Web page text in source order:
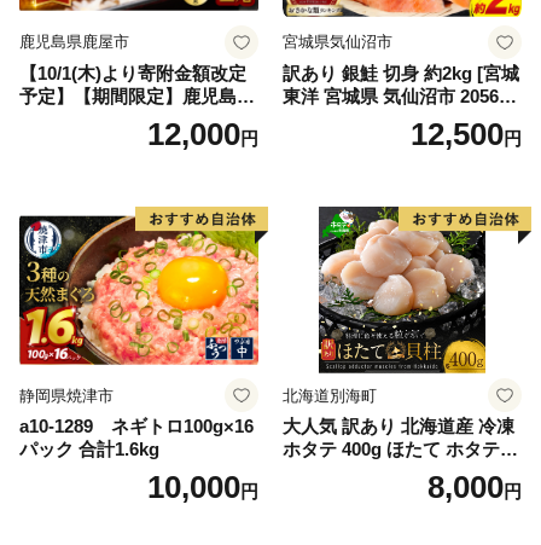
鹿児島県鹿屋市
【10/1(木)より寄附金額改定
予定】【期間限定】鹿児島県
大隅産うなぎ蒲焼4尾（400
g） KN007-02312,000円
宮城県気仙沼市
訳あり 銀鮭 切身 約2kg [宮城
東洋 宮城県 気仙沼市 205649
91] 鮭 魚介類 海鮮 訳アリ 規
格外 不揃い さけ サケ 鮭切身
切り身 魚 わけあり
12,500円
静岡県焼津市
a10-1289 ネギトロ100g×16
パック 合計1.6kg
10,000円
北海道別海町
大人気 訳あり 北海道産 冷凍
ホタテ 400g ほたて ホタテ
8,000円